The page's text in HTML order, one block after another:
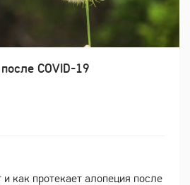
COVID-19
и как протекает алопеция после